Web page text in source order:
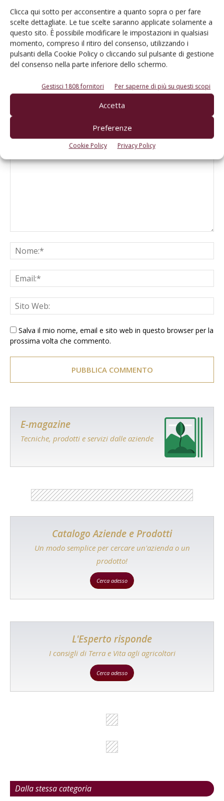
Clicca qui sotto per acconsentire a quanto sopra o per fare
scelte dettagliate. Le tue scelte saranno applicate solamente a
questo sito. È possibile modificare le impostazioni in qualsiasi
momento, compreso il ritiro del consenso, utilizzando i
pulsanti della Cookie Policy o cliccando sul pulsante di gestione
del consenso nella parte inferiore dello schermo.
Gestisci 1808 fornitori Per saperne di più su questi scopi
Accetta
Preferenze
Cookie Policy Privacy Policy
Iscriviti all’Agrifood Insight Summit
TAG Agrifood Insight Summit QGS
LASCIA UN COMMENTO
Salva il mio nome, email e sito web in questo browser per la
prossima volta che commento.
E-magazine
Tecniche, prodotti e servizi dalle aziende
Catalogo Aziende e Prodotti
Un modo semplice per cercare un'azienda o un
prodotto!
Cerca adesso
L'Esperto risponde
I consigli di Terra e Vita agli agricoltori
Cerca adesso
Dalla stessa categoria